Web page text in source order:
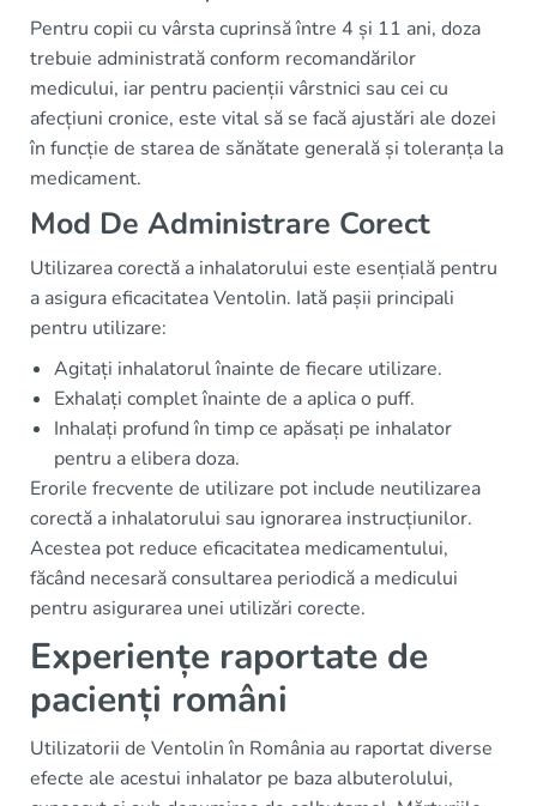
Pentru copii cu vârsta cuprinsă între 4 și 11 ani, doza
trebuie administrată conform recomandărilor
medicului, iar pentru pacienții vârstnici sau cei cu
afecțiuni cronice, este vital să se facă ajustări ale dozei
în funcție de starea de sănătate generală și toleranța la
medicament.
Mod De Administrare Corect
Utilizarea corectă a inhalatorului este esențială pentru
a asigura eficacitatea Ventolin. Iată pașii principali
pentru utilizare:
Agitați inhalatorul înainte de fiecare utilizare.
Exhalați complet înainte de a aplica o puff.
Inhalați profund în timp ce apăsați pe inhalator
pentru a elibera doza.
Erorile frecvente de utilizare pot include neutilizarea
corectă a inhalatorului sau ignorarea instrucțiunilor.
Acestea pot reduce eficacitatea medicamentului,
făcând necesară consultarea periodică a medicului
pentru asigurarea unei utilizări corecte.
Experiențe raportate de
pacienți români
Utilizatorii de Ventolin în România au raportat diverse
efecte ale acestui inhalator pe baza albuterolului,